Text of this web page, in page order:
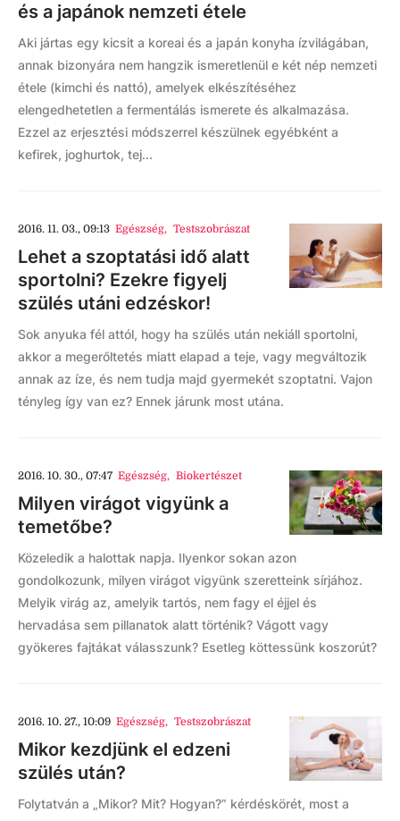
és a japánok nemzeti étele
Aki jártas egy kicsit a koreai és a japán konyha ízvilágában,
annak bizonyára nem hangzik ismeretlenül e két nép nemzeti
étele (kimchi és nattó), amelyek elkészítéséhez
elengedhetetlen a fermentálás ismerete és alkalmazása.
Ezzel az erjesztési módszerrel készülnek egyébként a
kefirek, joghurtok, tej...
2016. 11. 03., 09:13 Egészség, Testszobrászat
Lehet a szoptatási idő alatt
sportolni? Ezekre figyelj
szülés utáni edzéskor!
Sok anyuka fél attól, hogy ha szülés után nekiáll sportolni,
akkor a megerőltetés miatt elapad a teje, vagy megváltozik
annak az íze, és nem tudja majd gyermekét szoptatni. Vajon
tényleg így van ez? Ennek járunk most utána.
2016. 10. 30., 07:47 Egészség, Biokertészet
Milyen virágot vigyünk a
temetőbe?
Közeledik a halottak napja. Ilyenkor sokan azon
gondolkozunk, milyen virágot vigyünk szeretteink sírjához.
Melyik virág az, amelyik tartós, nem fagy el éjjel és
hervadása sem pillanatok alatt történik? Vágott vagy
gyökeres fajtákat válasszunk? Esetleg köttessünk koszorút?
2016. 10. 27., 10:09 Egészség, Testszobrászat
Mikor kezdjünk el edzeni
szülés után?
Folytatván a „Mikor? Mit? Hogyan?” kérdéskörét, most a